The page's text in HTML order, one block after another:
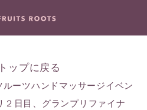
ップに戻る
ーツハンドマッサージイベン
日目、グランプリファイナ